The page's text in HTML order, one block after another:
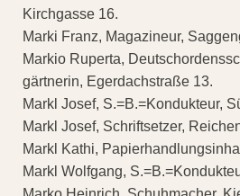
Kirchgasse 16.
Marki Franz, Magazineur,
Markio Ruperta,
gärtnerin, Egerdachstraße 13.
Markl Josef, S.=B.=Kondukteur,
Markl Josef, Schriftsetzer,
Markl Kathi,
Markl Wolfgang,